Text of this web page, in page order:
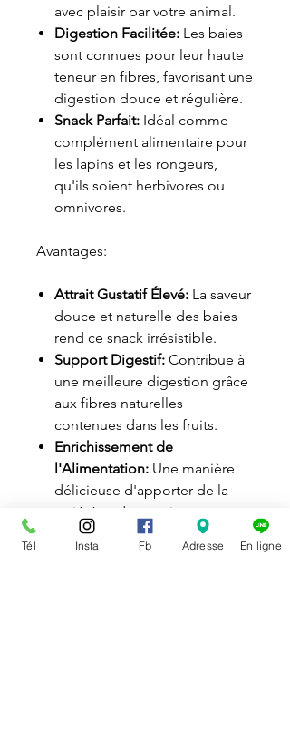
avec plaisir par votre animal.
Digestion Facilitée: Les baies
sont connues pour leur haute
teneur en fibres, favorisant une
digestion douce et régulière.
Snack Parfait: Idéal comme
complément alimentaire pour
les lapins et les rongeurs,
qu'ils soient herbivores ou
omnivores.
Avantages:
Attrait Gustatif Élevé: La saveur
douce et naturelle des baies
rend ce snack irrésistible.
Support Digestif: Contribue à
une meilleure digestion grâce
aux fibres naturelles
contenues dans les fruits.
Enrichissement de
l'Alimentation: Une manière
délicieuse d'apporter de la
variété et des nutriments
supplémentaires à
l'alimentation de votre
Tél Insta Fb Adresse En ligne